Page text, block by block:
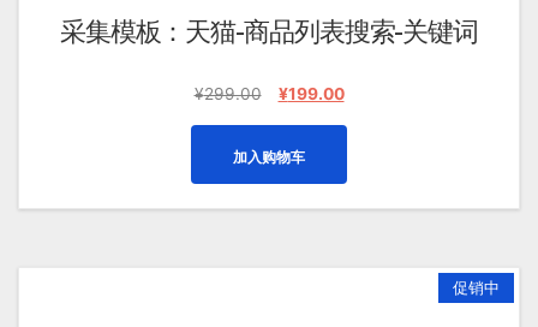
采集模板：天猫-商品列表搜索-关键词
¥299.00
原
¥299.00。
¥199.00当
为：
¥199.00。
加入购物车
促销中